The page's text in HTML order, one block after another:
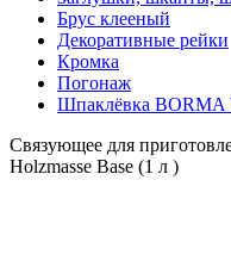
Брус клееный
Декоративные рейки
Кромка
Погонаж
Шпаклёвка BORMA
Связующее для
Holzmasse Base (1 л )